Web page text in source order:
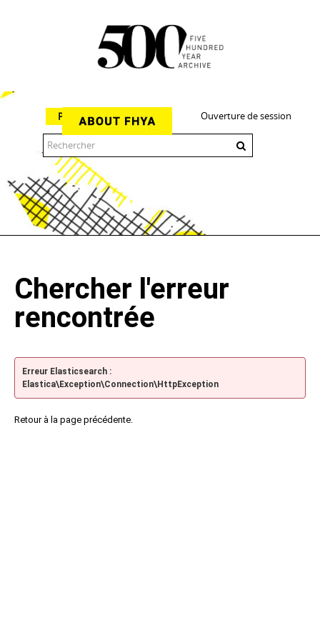
Ouverture de session
Parcourir
Chercher l'erreur
rencontrée
Erreur Elasticsearch :
Elastica\Exception\Connection\HttpException
Retour à la page précédente.